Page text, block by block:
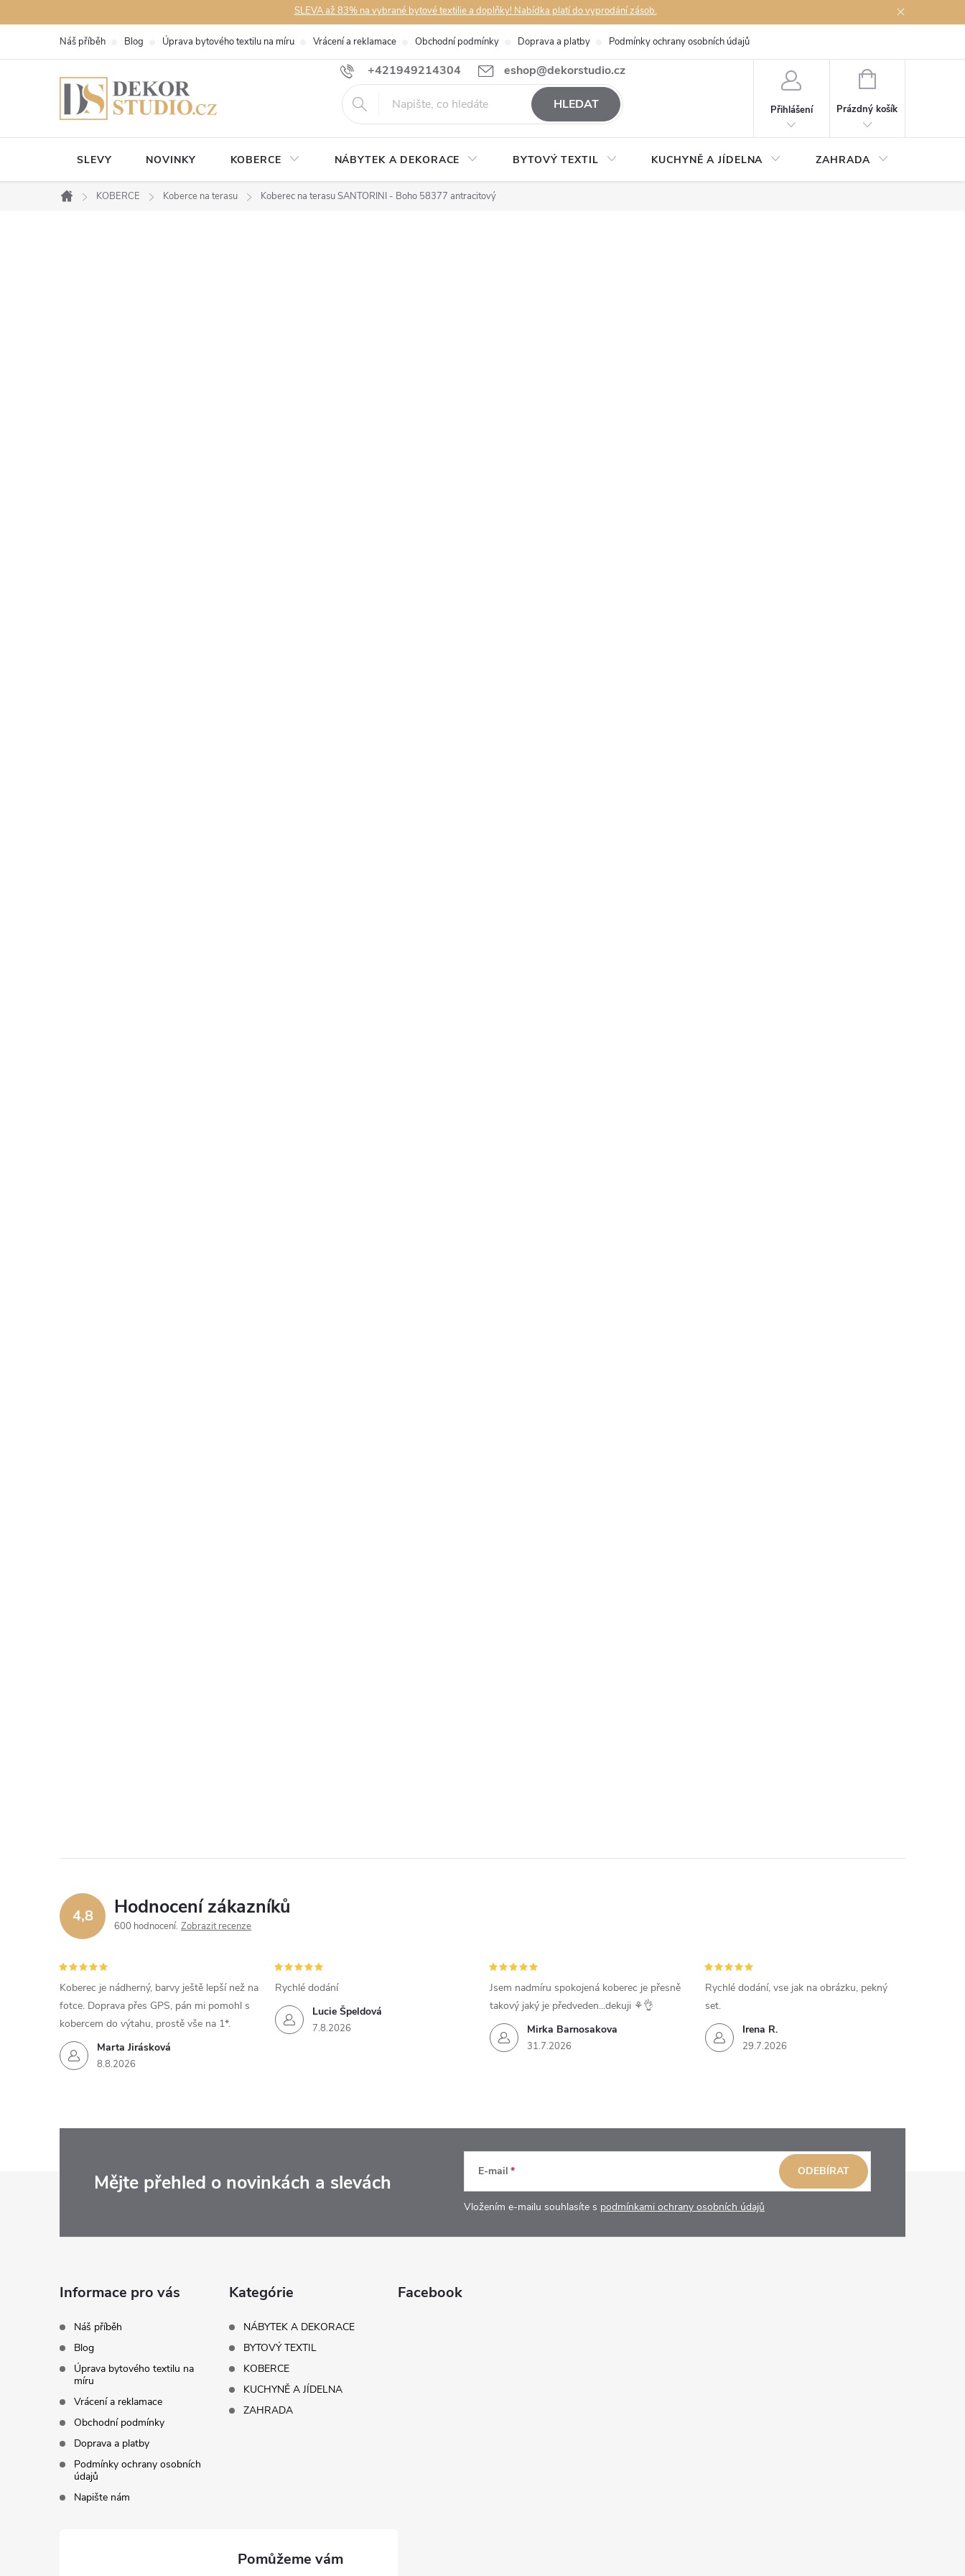
na
SLEVA až 83% na vybrané bytové textilie a doplňky! Nabídka platí do vyprodání zásob.
+421949214304 eshop@dekorstudio.cz
Náš příběh Blog Úprava bytového textilu na míru Vrácení a reklamace Obchodní podmínky Doprava a platby Podmínky ochrany osobních údajů
HLEDAT Přihlášení
NÁKUPNÍ
Prázdný košík
SLEVY NOVINKY KOBERCE NÁBYTEK A DEKORACE BYTOVÝ TEXTIL KUCHYNĚ A JÍDELNA ZAHRADA
Domů
KOBERCE Koberce na terasu Koberec na terasu SANTORINI - Boho 58377 antracitový
4,8 Hodnocení zákazníků
600 hodnocení Zobrazit recenze
Marta Jirásková
8.8.2026
Koberec je nádherný, barvy ještě lepší než na
fotce. Doprava přes GPS, pán mi pomohl s
kobercem do výtahu, prostě vše na 1*.
Lucie Špeldová
7.8.2026
Rychlé dodání
Mirka Barnosakova
31.7.2026
Jsem nadmíru spokojená koberec je přesně
takový jaký je předveden...dekuji ⚘️👌
Irena R.
29.7.2026
Rychlé dodání, vse jak na obrázku, pekný
set.
Mějte přehled o novinkách a slevách E-mail
Vložením e-mailu souhlasíte s podmínkami ochrany osobních údajů
ODEBÍRAT
Informace pro vás
Náš příběh
Blog
Úprava bytového textilu na
míru
Vrácení a reklamace
Obchodní podmínky
Doprava a platby
Podmínky ochrany osobních
údajů
Napište nám
Kategórie
NÁBYTEK A DEKORACE
BYTOVÝ TEXTIL
KOBERCE
KUCHYNĚ A JÍDELNA
ZAHRADA
Facebook